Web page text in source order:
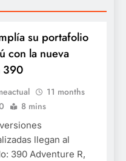
su portafolio
con la nueva
390
11 months
8 mins
llegan al
390 Adventure R,